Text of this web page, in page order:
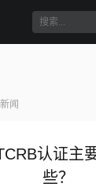
闻
认证主
些？